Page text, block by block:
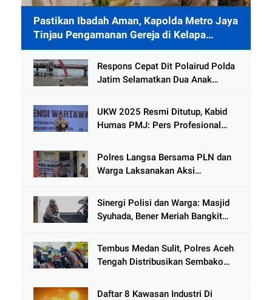
Pastikan Ibadah Aman, Kapolda Metro Jaya
Tinjau Pengamanan Gereja di Kelapa
Gading
Respons Cepat Dit Polairud Polda
Jatim Selamatkan Dua Anak
Kenjeran
UKW 2025 Resmi Ditutup, Kabid
Humas PMJ: Pers Profesional
Hoaks
Polres Langsa Bersama PLN dan
Warga Laksanakan Aksi
Tamiang
Sinergi Polisi dan Warga: Masjid
Syuhada, Bener Meriah Bangkit
Tembus Medan Sulit, Polres Aceh
Tengah Distribusikan Sembako
Jamat
Daftar 8 Kawasan Industri Di